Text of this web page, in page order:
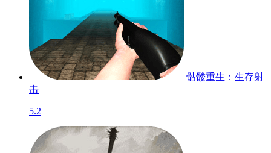
骷髅重生：生存射
击
5.2